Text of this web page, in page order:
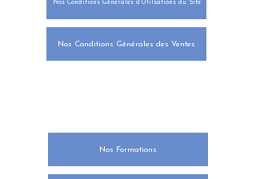
Nos Conditions Générales d'Utilsations du Site
Nos Conditions Générales des Ventes
Nos Formations